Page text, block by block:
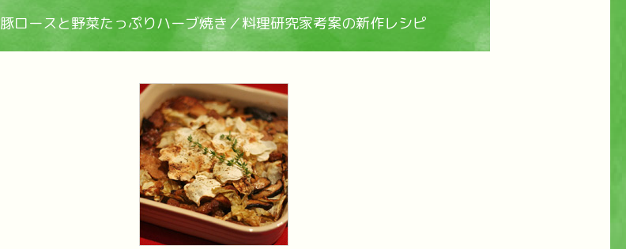
豚ロースと野菜たっぷりハーブ焼き／料理研究家考案の新作レシピ